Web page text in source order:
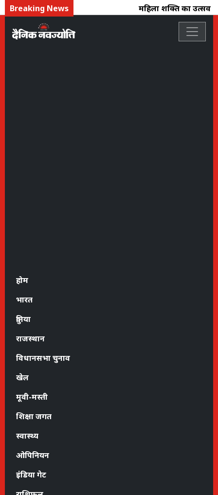
Breaking News महिला शक्ति का उत्सव :
होम
भारत
दुनिया
राजस्थान
विधानसभा चुनाव
खेल
मूवी-मस्ती
शिक्षा जगत
स्वास्थ्य
ओपिनियन
इंडिया गेट